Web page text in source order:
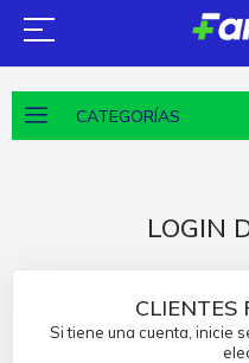
CATEGORÍAS
LOGIN
CLIENTES
Si tiene una cuenta, inicie